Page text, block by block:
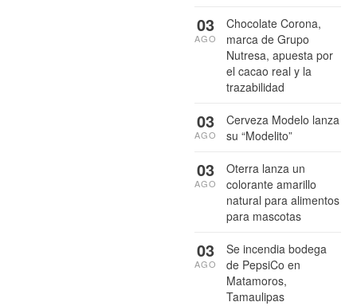
Chocolate Corona,
marca de Grupo
Nutresa, apuesta por
el cacao real y la
trazabilidad
03
AGO
Cerveza Modelo lanza
su “Modelito”
03
AGO
Oterra lanza un
colorante amarillo
natural para alimentos
para mascotas
03
AGO
Se incendia bodega
de PepsiCo en
Matamoros,
Tamaulipas
03
AGO